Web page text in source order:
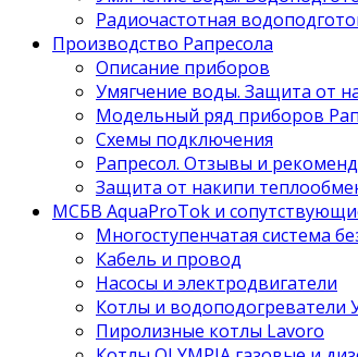
Радиочастотная
Производство Рапресола
Описание приборов
Умягчение воды. Защита от
Модельный ряд приборов
Схемы подключения
Рапресол. Отзывы и
Защита от накипи
МСБВ AquaProTok и
Многоступенчатая система
Кабель и провод
Насосы и электродвигатели
Котлы и водоподогреватели
Пиролизные котлы Lavoro